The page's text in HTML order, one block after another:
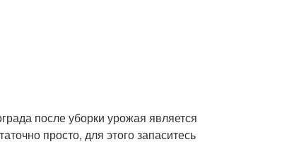
после уборки урожая является
просто, для этого запаситесь